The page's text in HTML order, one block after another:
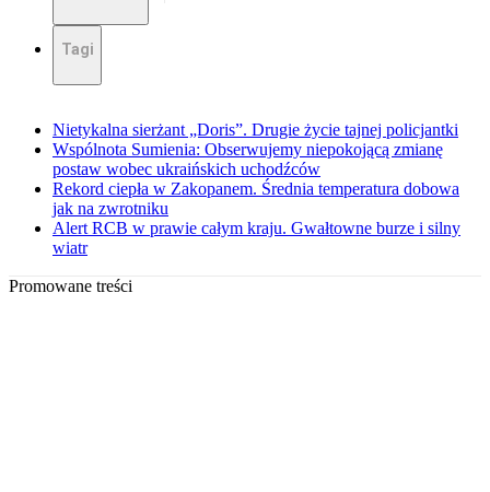
Tagi
Nietykalna sierżant „Doris”. Drugie życie tajnej policjantki
Wspólnota Sumienia: Obserwujemy niepokojącą zmianę
postaw wobec ukraińskich uchodźców
Rekord ciepła w Zakopanem. Średnia temperatura dobowa
jak na zwrotniku
Alert RCB w prawie całym kraju. Gwałtowne burze i silny
wiatr
Promowane treści